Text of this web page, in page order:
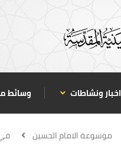
اخبار ونشاطات وسائط
موسوعة الامام الحسين